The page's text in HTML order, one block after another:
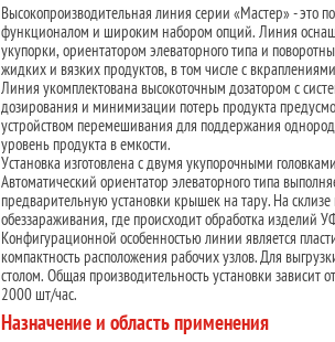
Высокопроизводительная линия серии «Мастер» - это
функционалом и широким набором опций. Линия
укупорки, ориентатором элеваторного типа и
жидких и вязких продуктов, в том числе с
Линия укомплектована высокоточным дозатором с
дозирования и минимизации потерь продукта
устройством перемешивания для поддержания
уровень продукта в емкости.
Установка изготовлена с двумя укупорочными
Автоматический ориентатор элеваторного типа
предварительную установки крышек на тару. На
обеззараживания, где происходит обработка изделий
Конфигурационной особенностью линии является
компактность расположения рабочих узлов. Для
столом. Общая производительность установки зависит
2000 шт/час.
Назначение и область применения